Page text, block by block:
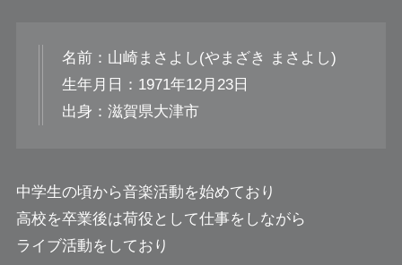
名前：山崎まさよし(やまざき まさよし)
生年月日：1971年12月23日
出身：滋賀県大津市
中学生の頃から音楽活動を始めており
高校を卒業後は荷役として仕事をしながら
ライブ活動をしており